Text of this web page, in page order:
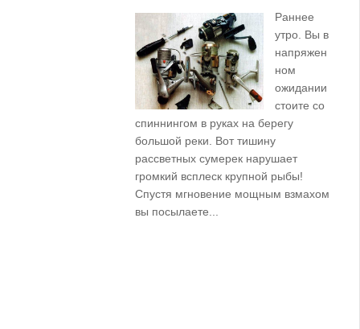
Раннее
утро. Вы в
напряжен
ном
ожидании
стоите со
спиннингом в руках на берегу
большой реки. Вот тишину
рассветных сумерек нарушает
громкий всплеск крупной рыбы!
Спустя мгновение мощным взмахом
вы посылаете...